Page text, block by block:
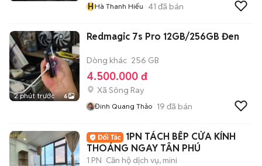
HHà Thanh Hiếu 41 đã bán
2 phút trước 6
Redmagic 7s Pro 12GB/256GB Đen
Dòng khác 256 GB
4.500.000 đ
Xã Sông Ray
Đinh Quang Thảo 19 đã bán
1PN TÁCH BẾP CỬA KÍNH
THOÁNG NGAY TÂN PHÚ
1 PN Căn hộ dịch vụ, mini